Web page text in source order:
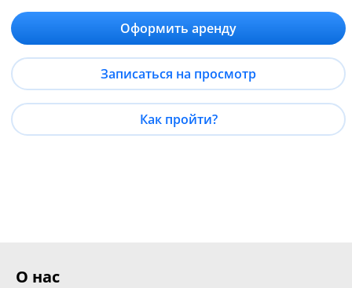
Оформить аренду
Записаться на просмотр
Как пройти?
О нас